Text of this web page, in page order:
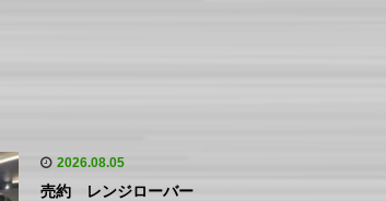
2026.08.05
売約 レンジローバー